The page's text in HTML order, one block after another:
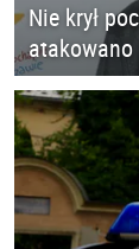
Nie krył
atakowano